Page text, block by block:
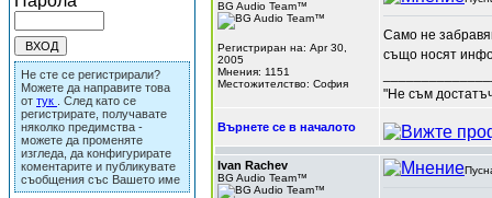
Не сте се регистрирали?
Можете да направите това
от тук
. След като се
регистрирате, получавате
няколко предимства -
можете да променяте
изгледа, да конфигурирате
коментарите и публикувате
съобщения със Вашето име
BG Audio Team™
Регистриран на: Apr 30,
2005
Мнения: 1151
Местожителство: София
Само не
също носят
"Не съм
Върнете се в началото
Ivan Rachev
BG Audio Team™